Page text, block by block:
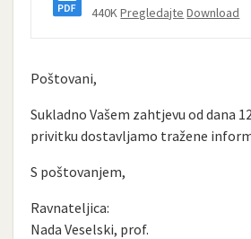
440KPregledajte Download
Poštovani,
Sukladno Vašem zahtjevu od dana
privitku dostavljamo tražene
S poštovanjem,
Ravnateljica:
Nada Veselski, prof.